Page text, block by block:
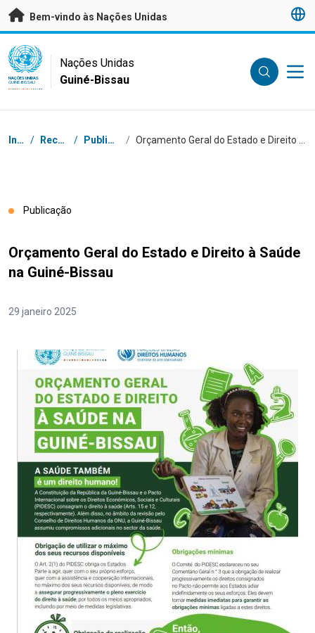
Saltar para conteúdo principal
Bem-vindo às Nações Unidas
UN Logo
NAÇÕES UNIDAS
GUINÉ-BISSAU
Nações Unidas
Guiné-Bissau
Breadcrumb
Início / Recursos / Publicações /
Publicação
Orçamento Geral do Estado e Direito à Saúde
na Guiné-Bissau
29 janeiro 2025